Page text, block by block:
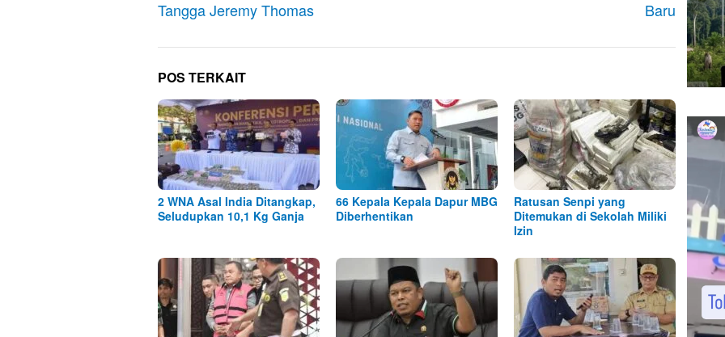
Tangga Jeremy Thomas
Baru
POS TERKAIT
2 WNA Asal India Ditangkap,
Seludupkan 10,1 Kg Ganja
66 Kepala Kepala Dapur MBG
Diberhentikan
Ratusan Senpi yang
Ditemukan di Sekolah Miliki
Izin